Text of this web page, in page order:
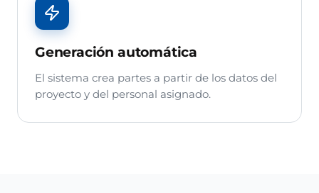
Generación automática
El sistema crea partes a partir de los datos del
proyecto y del personal asignado.